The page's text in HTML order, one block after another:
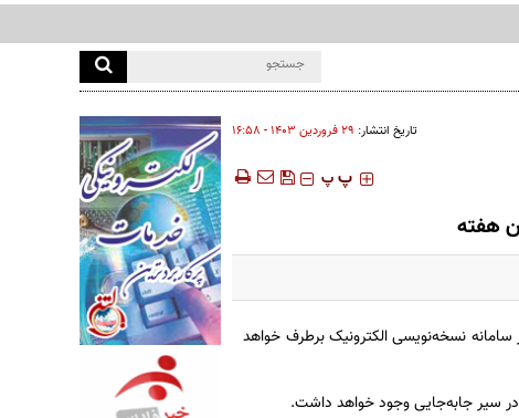
تاریخ انتشار: ۲۹ فروردين ۱۴۰۳ - ۱۶:۵۸
‍‍‍ پ پ
هفته
نسخه‌نویسی الکترونیک برطرف خواهد
در سیر جابه‌جایی وجود خواهد داشت.